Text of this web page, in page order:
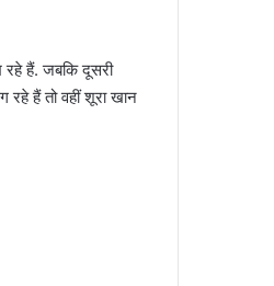
हैं. जबकि दूसरी
हैं तो वहीं शूरा खान